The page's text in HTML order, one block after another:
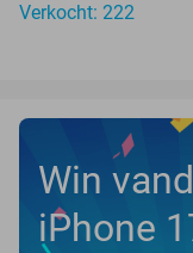
Verkocht: 222
Win
iPhone